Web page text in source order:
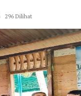
296 Dilihat